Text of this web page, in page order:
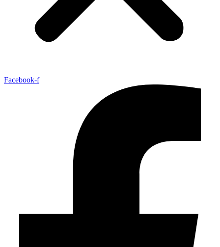
Facebook-f